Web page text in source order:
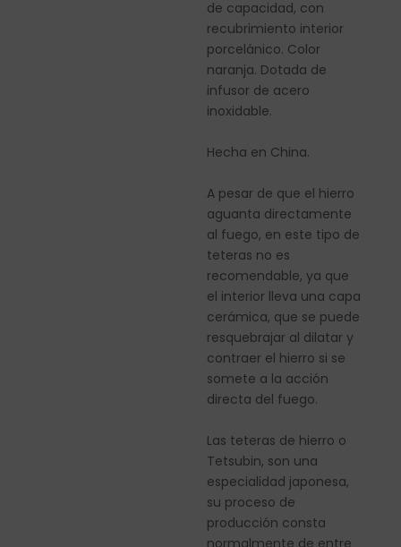
de capacidad, con
recubrimiento interior
porcelánico. Color
naranja. Dotada de
infusor de acero
inoxidable.
Hecha en China.
A pesar de que el hierro
aguanta directamente
al fuego, en este tipo de
teteras no es
recomendable, ya que
el interior lleva una capa
cerámica, que se puede
resquebrajar al dilatar y
contraer el hierro si se
somete a la acción
directa del fuego.
Las teteras de hierro o
Tetsubin, son una
especialidad japonesa,
su proceso de
producción consta
normalmente de entre